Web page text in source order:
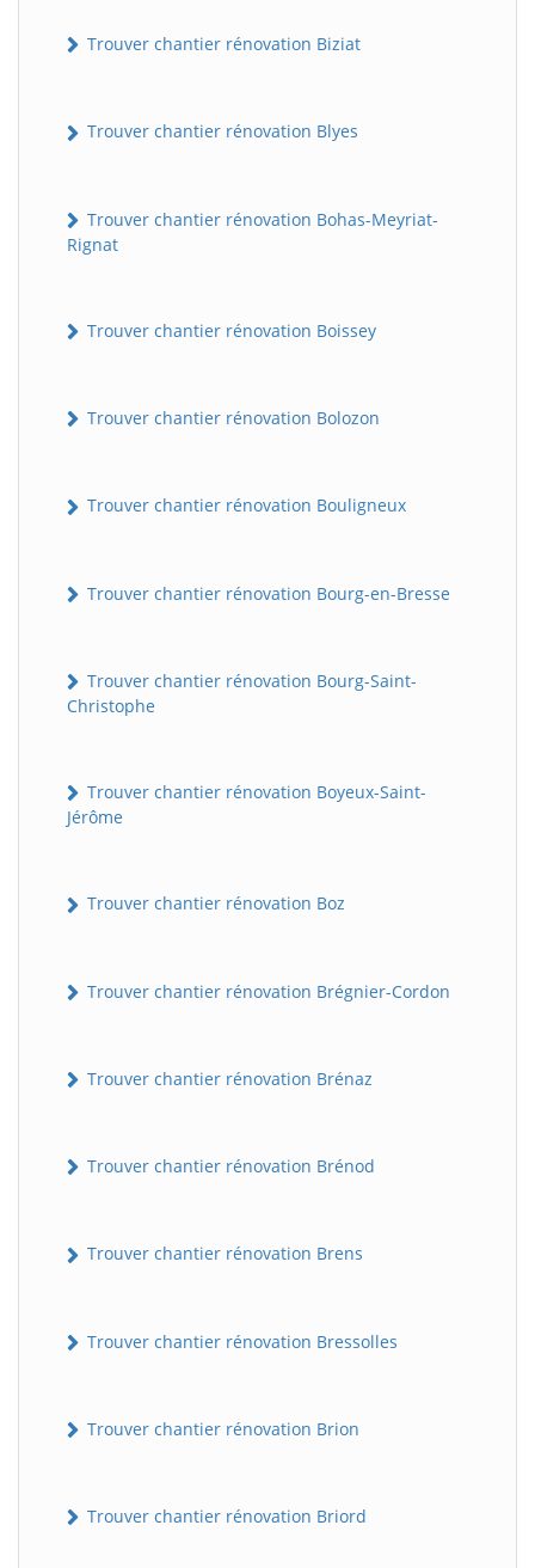
Trouver chantier rénovation Biziat
Trouver chantier rénovation Blyes
Trouver chantier rénovation Bohas-Meyriat-
Rignat
Trouver chantier rénovation Boissey
Trouver chantier rénovation Bolozon
Trouver chantier rénovation Bouligneux
Trouver chantier rénovation Bourg-en-Bresse
Trouver chantier rénovation Bourg-Saint-
Christophe
Trouver chantier rénovation Boyeux-Saint-
Jérôme
Trouver chantier rénovation Boz
Trouver chantier rénovation Brégnier-Cordon
Trouver chantier rénovation Brénaz
Trouver chantier rénovation Brénod
Trouver chantier rénovation Brens
Trouver chantier rénovation Bressolles
Trouver chantier rénovation Brion
Trouver chantier rénovation Briord